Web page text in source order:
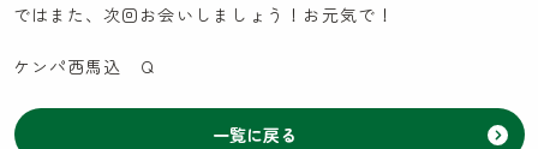
ではまた、次回お会いしましょう！お元気で！
ケンパ西馬込 Ｑ
一覧に戻る